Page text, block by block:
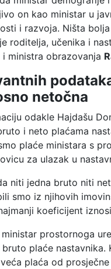
on kao ministar u
i razvoja. Ništa
roditelja, učenika i
i ministra obrazovanja
netočna
odakle Hajdašu
i neto plaćama
plaće ministara s
za ulazak u
niti jedna bruto niti
smo iz njihovih
koeficijent
prostornoga
plaće
plaća od